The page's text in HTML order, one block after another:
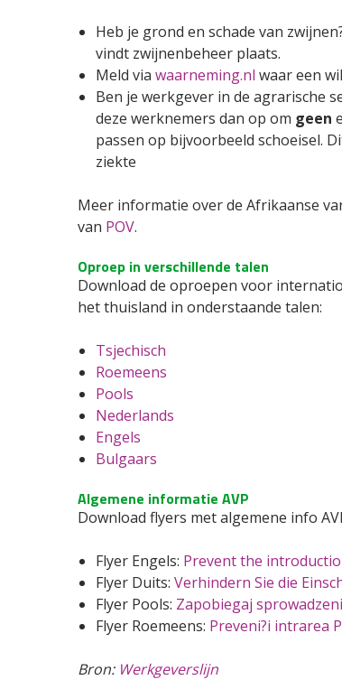
Heb je grond en schade van
vindt zwijnenbeheer plaats.
Meld via waarneming.nl waar een
Ben je werkgever in de agrarische
deze werknemers dan op om geen
passen op bijvoorbeeld schoeisel.
ziekte
Meer informatie over de Afrikaanse
van POV.
Oproep in verschillende talen
Download de oproepen voor
het thuisland in onderstaande talen:
Tsjechisch
Roemeens
Pools
Nederlands
Engels
Bulgaars
Algemene informatie AVP
Download flyers met algemene info
Flyer Engels: Prevent the
Flyer Duits: Verhindern Sie die
Flyer Pools: Zapobiegaj
Flyer Roemeens: Preveni?i intrarea
Bron: Werkgeverslijn